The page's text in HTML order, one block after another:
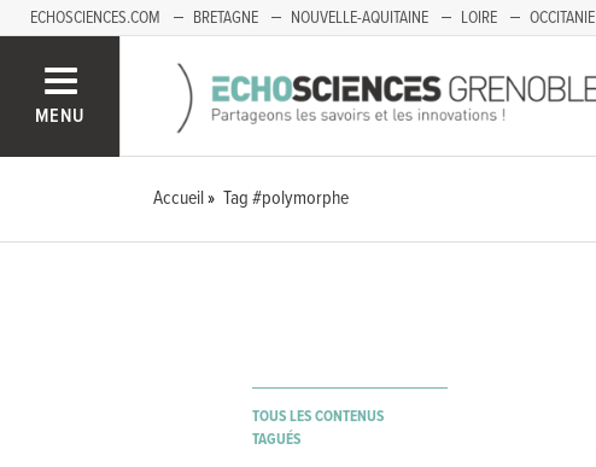
ECHOSCIENCES.COM BRETAGNE NOUVELLE-AQUITAINE LOIRE OCCITANIE
MENU
Accueil Tag #polymorphe
TOUS LES CONTENUS
TAGUÉS